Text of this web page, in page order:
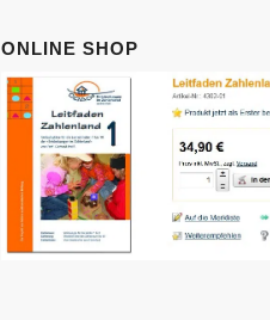
ONLINE SHOP